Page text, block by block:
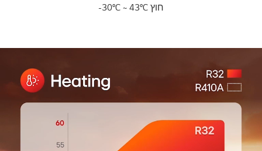
חוץ 30°C ~ 43°C-